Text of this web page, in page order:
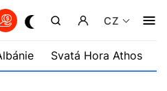
CZ
Svatá Hora Athos